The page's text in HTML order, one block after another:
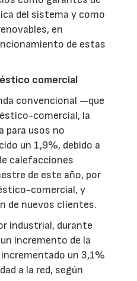
del sistema y como
en
de estas
comercial
convencional —que
comercial, la
para usos no
un 1,9%, debido a
calefacciones
de este año, por
comercial, y
de nuevos clientes.
industrial, durante
incremento de la
un 3,1%
a la red, según